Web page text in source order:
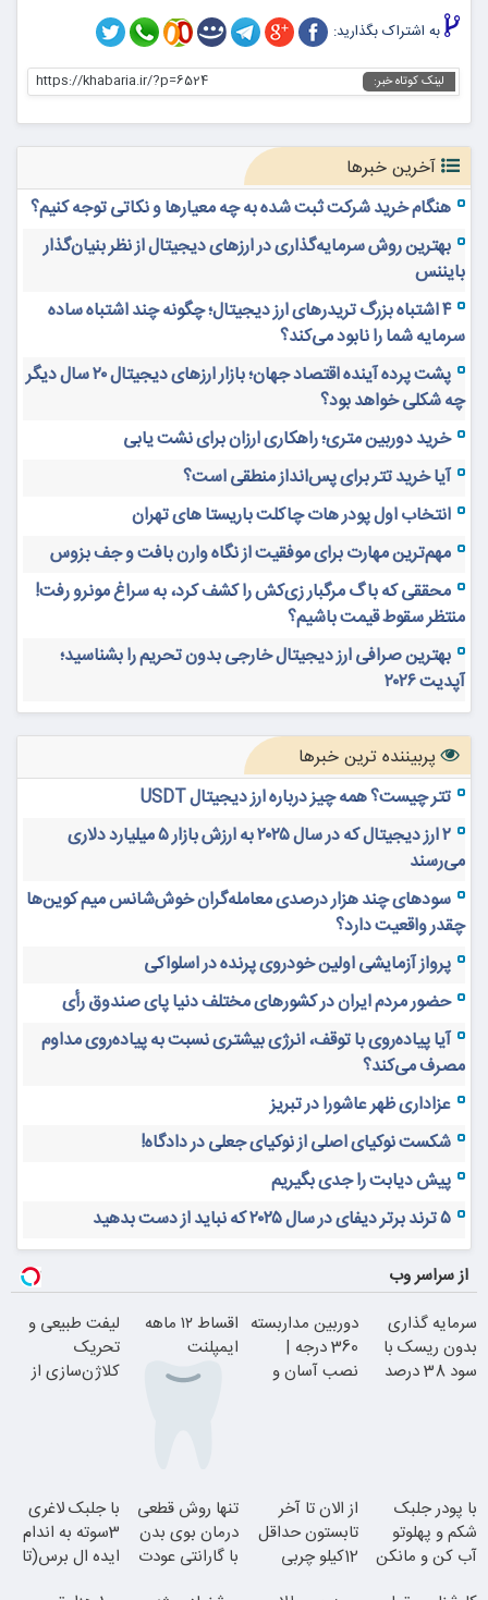
به اشتراک بگذارید:
لینک کوتاه خبر: https://khabaria.ir/?p=6524
آخرین خبرها
هنگام خرید شرکت ثبت شده به چه معیارها و نکاتی توجه کنیم؟
بهترین روش سرمایه‌گذاری در ارزهای دیجیتال از نظر بنیان‌گذار
بایننس
۴ اشتباه بزرگ تریدرهای ارز دیجیتال؛ چگونه چند اشتباه ساده
سرمایه شما را نابود می‌کند؟
پشت پرده آینده اقتصاد جهان؛ بازار ارزهای دیجیتال ۲۰ سال دیگر
چه شکلی خواهد بود؟
خرید دوربین متری؛ راهکاری ارزان برای نشت یابی
آیا خرید تتر برای پس‌انداز منطقی است؟
انتخاب اول پودر هات چاکلت باریستا های تهران
مهم‌ترین مهارت برای موفقیت از نگاه وارن بافت و جف بزوس
محققی که باگ مرگبار زی‌کش را کشف کرد، به سراغ مونرو رفت!
منتظر سقوط قیمت باشیم؟
بهترین صرافی ارز دیجیتال خارجی بدون تحریم را بشناسید؛
آپدیت ۲۰۲۶
پربیننده ترین خبرها
تتر چیست؟ همه چیز درباره ارز دیجیتال USDT
۲ ارز دیجیتال که در سال ۲۰۲۵ به ارزش بازار ۵ میلیارد دلاری
می‌رسند
سودهای چند هزار درصدی معامله‌گران خوش‌شانس میم کوین‌ها
چقدر واقعیت دارد؟
پرواز آزمایشی اولین خودروی پرنده در اسلواکی
حضور مردم ایران در کشورهای مختلف دنیا پای صندوق رأی
آیا پیاده‌روی با توقف، انرژی بیشتری نسبت به پیاده‌روی مداوم
مصرف می‌کند؟
عزاداری ظهر عاشورا در تبریز
شکست نوکیای اصلی از نوکیای جعلی در دادگاه!
پیش دیابت را جدی بگیریم
۵ ترند برتر دیفای در سال ۲۰۲۵ که نباید از دست بدهید
از سراسر وب
سرمایه گذاری
بدون ریسک با
سود 38 درصد
دوربین مداربسته
360 درجه |
نصب آسان و
اقساط ۱۲ ماهه
ایمپلنت
ضامن؛ همین
امروز اقدام کن
لیفت طبیعی و
تحریک
کلاژن‌سازی از
جوان شو
با پودر جلبک
شکم و پهلوتو
آب کن و مانکن
از الان تا آخر
تابستون حداقل
12کیلو چربی
تنها روش قطعی
درمان بوی بدن
با گارانتی عودت
با جلبک لاغری
3سوته به اندام
ایده ال برس(تا